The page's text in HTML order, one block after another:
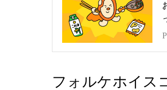
フォルケホイス